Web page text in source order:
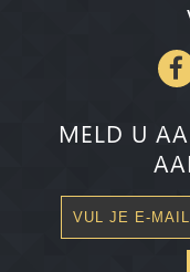
MELD U